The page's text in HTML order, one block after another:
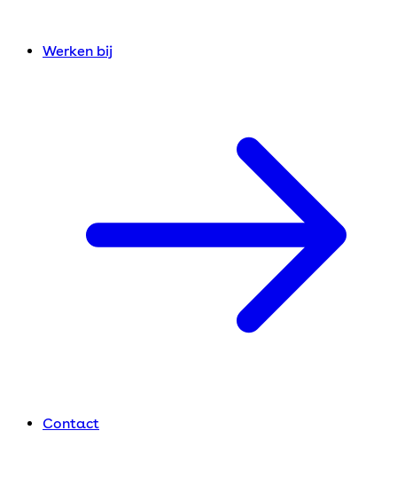
Werken bij
Contact